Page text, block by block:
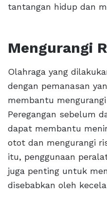
tantangan hidup dan
Mengurangi
Olahraga yang
dengan pemanasan
membantu
Peregangan sebelum
dapat membantu
otot dan mengurangi
itu, penggunaan
juga penting untuk
disebabkan oleh